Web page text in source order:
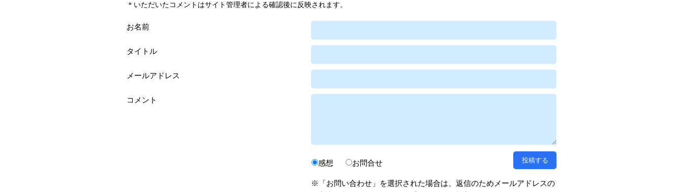
＊いただいたコメントはサイト管理者による確認後に反映されます。
お名前
タイトル
メールアドレス
コメント
感想 お問合せ
※「お問い合わせ」を選択された場合は、返信のためメールアドレスの